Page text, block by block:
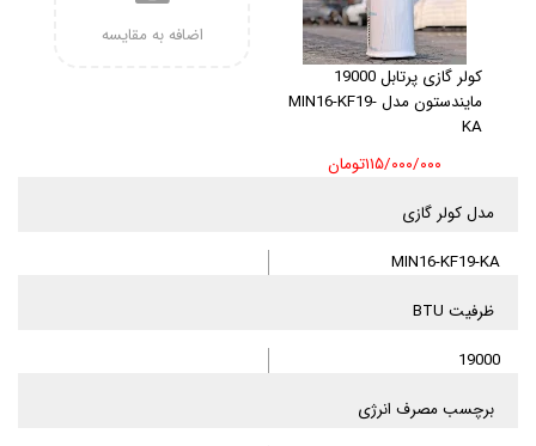
کولر گازی پرتابل 19000
مایندستون مدل MIN16-KF19-
KA
۱۱۵/۰۰۰/۰۰۰تومان
اضافه به مقایسه
مدل کولر گازی
MIN16-KF19-KA
ظرفیت BTU
19000
برچسب مصرف انرژی